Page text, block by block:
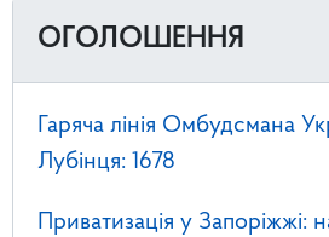
ОГОЛОШЕННЯ
Гаряча лінія Омбудсмана
Лубінця: 1678
Приватизація у Запоріжжі: